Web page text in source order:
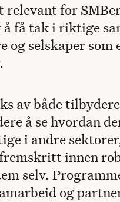
relevant for
få tak i riktige
og selskaper som
av både
å se hvordan
i andre
innen
selv.
og